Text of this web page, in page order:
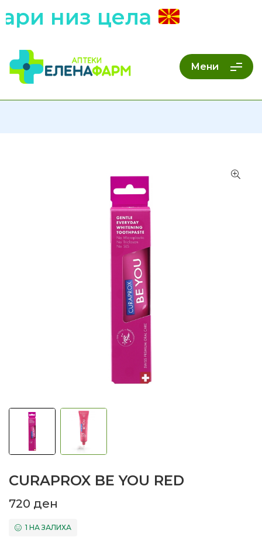
низ цела
Мени
CURAPROX BE YOU RED
720 ден
1 НА ЗАЛИХА